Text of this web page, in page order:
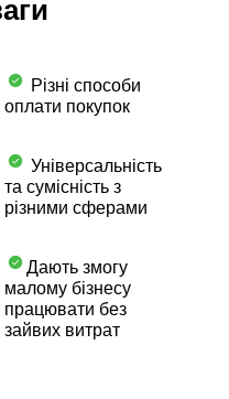
Різні способи
оплати покупок
Універсальність
та сумісність з
різними сферами
Дають змогу
малому бізнесу
працювати без
зайвих витрат